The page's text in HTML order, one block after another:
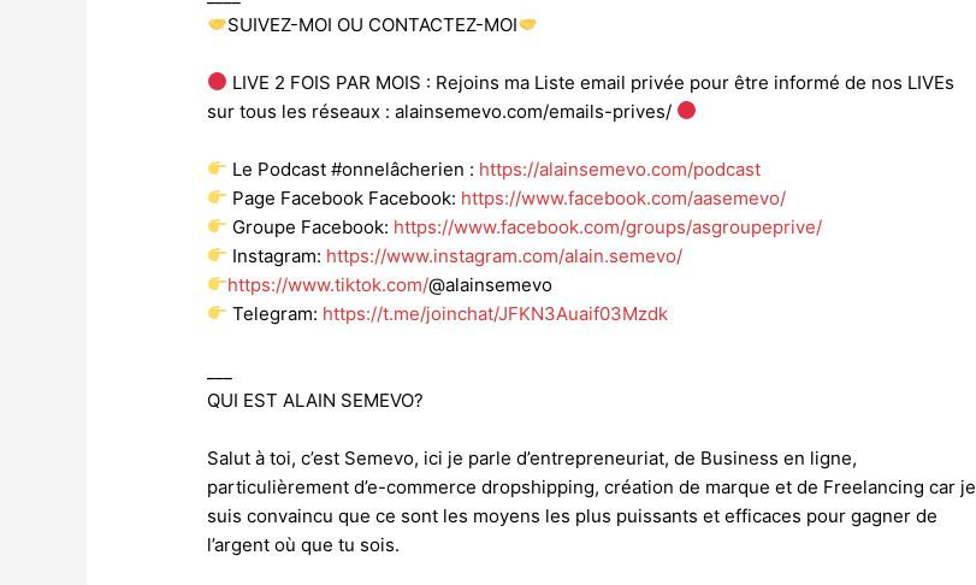
SUIVEZ-MOI OU CONTACTEZ-MOI
LIVE 2 FOIS PAR MOIS : Rejoins ma Liste email privée pour être informé de nos LIVEs
sur tous les réseaux : alainsemevo.com/emails-prives/
Le Podcast #onnelâcherien : https://alainsemevo.com/podcast
Page Facebook Facebook: https://www.facebook.com/aasemevo/
Groupe Facebook: https://www.facebook.com/groups/asgroupeprive/
Instagram: https://www.instagram.com/alain.semevo/
https://www.tiktok.com/@alainsemevo
Telegram: https://t.me/joinchat/JFKN3Auaif03Mzdk
QUI EST ALAIN SEMEVO?
Salut à toi, c’est Semevo, ici je parle d’entrepreneuriat, de Business en ligne,
particulièrement d’e-commerce dropshipping, création de marque et de Freelancing car je
suis convaincu que ce sont les moyens les plus puissants et efficaces pour gagner de
l’argent où que tu sois.